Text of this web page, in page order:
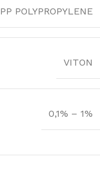
PP POLYPROPYLENE
VITON
0,1% – 1%